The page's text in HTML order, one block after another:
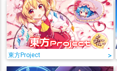
東方Project >